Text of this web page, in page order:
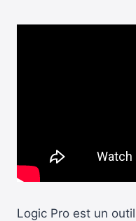
Logic Pro est un